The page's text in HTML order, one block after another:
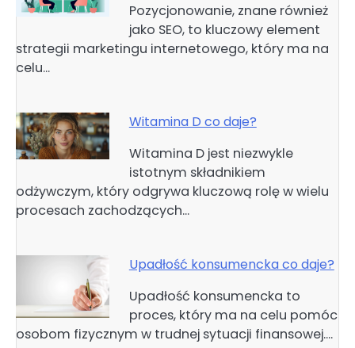
Pozycjonowanie, znane również
jako SEO, to kluczowy element
strategii marketingu internetowego, który ma na
celu…
Witamina D co daje?
Witamina D jest niezwykle
istotnym składnikiem
odżywczym, który odgrywa kluczową rolę w wielu
procesach zachodzących…
Upadłość konsumencka co daje?
Upadłość konsumencka to
proces, który ma na celu pomóc
osobom fizycznym w trudnej sytuacji finansowej.…